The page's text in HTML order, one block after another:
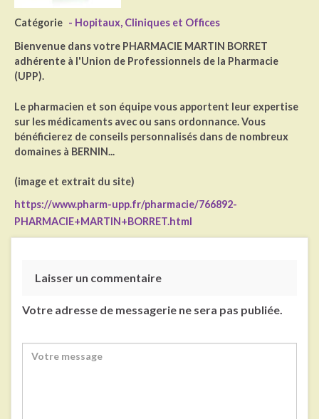
Catégorie - Hopitaux, Cliniques et Offices
Bienvenue dans votre PHARMACIE MARTIN BORRET
adhérente à l'Union de Professionnels de la Pharmacie
(UPP).
Le pharmacien et son équipe vous apportent leur expertise
sur les médicaments avec ou sans ordonnance. Vous
bénéficierez de conseils personnalisés dans de nombreux
domaines à BERNIN...
(image et extrait du site)
https://www.pharm-upp.fr/pharmacie/766892-
PHARMACIE+MARTIN+BORRET.html
Laisser un commentaire
Votre adresse de messagerie ne sera pas publiée.